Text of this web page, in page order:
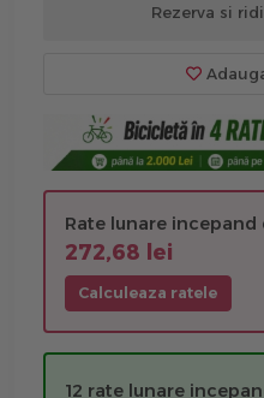
Rezerva si
Rate lunare incepand
272,68 lei
Calculeaza ratele
12 rate lunare